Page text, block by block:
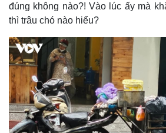
đúng không nào?! Vào lúc ấy mà
thì trâu chó nào hiểu?